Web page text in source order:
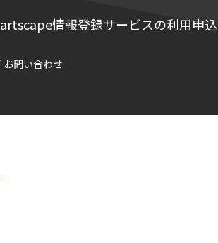
artscape情報登録サービスの利用申込
お問い合わせ